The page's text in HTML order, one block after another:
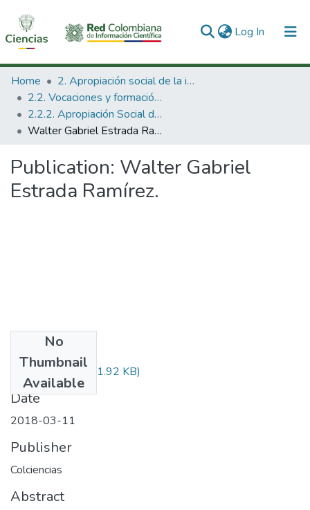
Log In (current)
Communities & Collections
All of DSpace
Statistics
Home
2. Apropiación social de la información en Ciencia Tecnología e Innovación
2.2. Vocaciones y formación de la CTeI
2.2.2. Apropiación Social del Conocimiento
Walter Gabriel Estrada Ramírez.
Publication: Walter Gabriel
Estrada Ramírez.
No
Thumbnail
Available
Audiovisual.pdf(31.92 KB)
Date
2018-03-11
Publisher
Colciencias
Abstract